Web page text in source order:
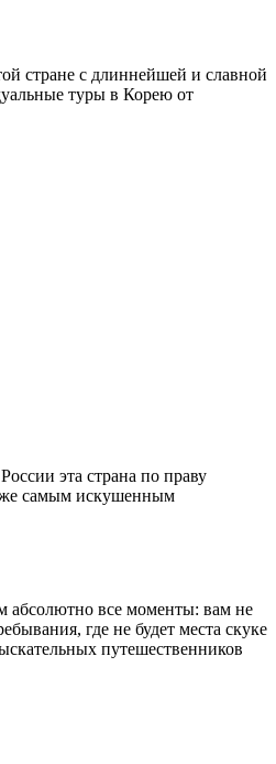
стране с длиннейшей и славной
туры в Корею от
эта страна по праву
самым искушенным
абсолютно все моменты: вам не
где не будет места скуке
путешественников